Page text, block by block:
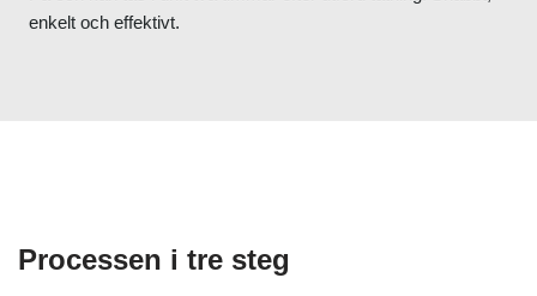
enkelt och effektivt.
Processen i tre steg